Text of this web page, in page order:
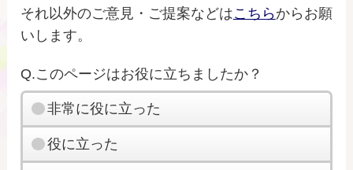
それ以外のご意見・ご提案などはこちらからお願
いします。
Q.このページはお役に立ちましたか？
非常に役に立った
役に立った